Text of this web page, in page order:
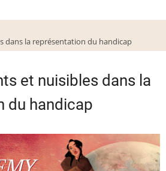
dans la représentation du handicap
et nuisibles dans la
du handicap